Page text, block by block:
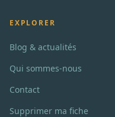
EXPLORER
Blog & actualités
Qui sommes-nous
Contact
Supprimer ma fiche